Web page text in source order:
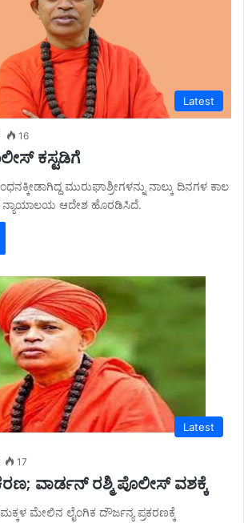
Latest
16
ಕಸ್ಟಡಿಗೆ
ಮುರುಘಾಶ್ರೀಗಳನ್ನು ನಾಲ್ಕು ದಿನಗಳ ಕಾಲ
ನ್ಯಾಯಾಲಯ ಆದೇಶ ಹೊರಡಿಸಿದೆ.
Latest
17
ವಾರ್ಡನ್ ರಶ್ಮಿ ಪೊಲೀಸ್ ವಶಕ್ಕೆ
ಮಕ್ಕಳ ಮೇಲಿನ ಲೈಂಗಿಕ ದೌರ್ಜನ್ಯ ಪ್ರಕರಣಕ್ಕೆ